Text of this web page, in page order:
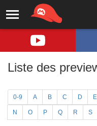
Liste des
0-9 A B C D E
N O P Q R S